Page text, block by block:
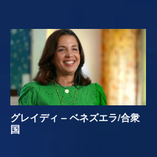
グレイディ – ベネズエラ/合衆
国